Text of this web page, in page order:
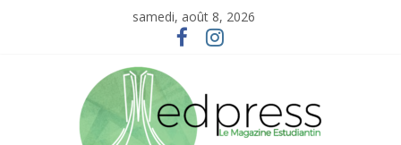
samedi, août 8, 2026